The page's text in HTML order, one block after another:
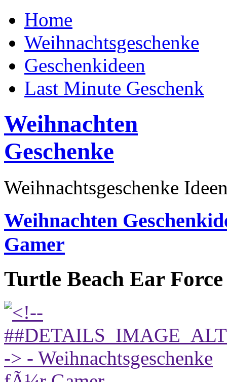
Home
Weihnachtsgeschenke
Geschenkideen
Last Minute Geschenk
Weihnachten
Geschenke
Weihnachtsgeschenke
Weihnachten
Gamer
Turtle Beach Ear